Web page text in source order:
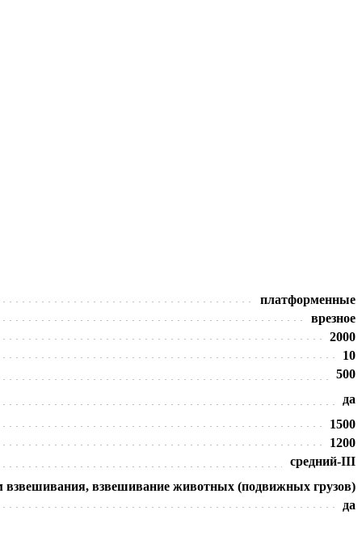
платформенные
врезное
2000
10
500
да
1500
1200
средний-III
взвешивание животных (подвижных грузов)
да